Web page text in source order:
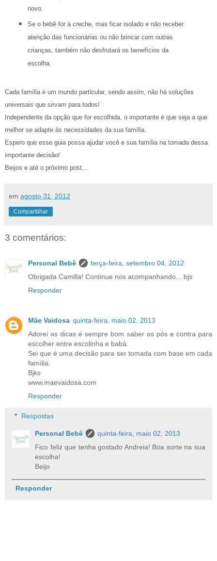
novo.
Se o bebê for à creche, mas ficar isolado e não receber
atenção das funcionárias ou não brincar com outras
crianças, também não desfrutará os benefícios da
escolha.
Cada família é um mundo particular, sendo assim, não há soluções
universais que sirvam para todos!
Independente da opção que for escolhida, o importante é que seja a que
melhor se adapte às necessidades da sua família.
Espero que esse guia possa ajudar você e sua família na tomada dessa
importante decisão!
Beijos e até o próximo post...
em agosto 31, 2012
Compartilhar
3 comentários:
Personal Bebê
terça-feira, setembro 04, 2012
Obrigada Camilla! Continue nos acompanhando... bjs
Responder
Mãe Vaidosa quinta-feira, maio 02, 2013
Adorei as dicas é sempre bom saber os pós e contra para
escolher entre escolinha e babá.
Sei que é uma decisão para ser tomada com base em cada
família.
Bjks
www.maevaidosa.com
Responder
Respostas
Personal Bebê
quinta-feira, maio 02, 2013
Fico feliz que tenha gostado Andreia! Boa sorte na sua
escolha!
Beijo
Responder